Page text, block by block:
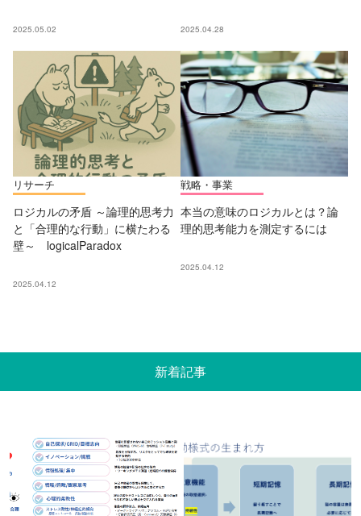
2025.05.02 2025.04.28
リサーチ
ロジカルの矛盾 ～論理的思考力
と「合理的な行動」に横たわる
壁～ logicalParadox
2025.04.12
戦略・事業
本当の意味のロジカルとは？論
理的思考能力を測定するには
2025.04.12
新着記事